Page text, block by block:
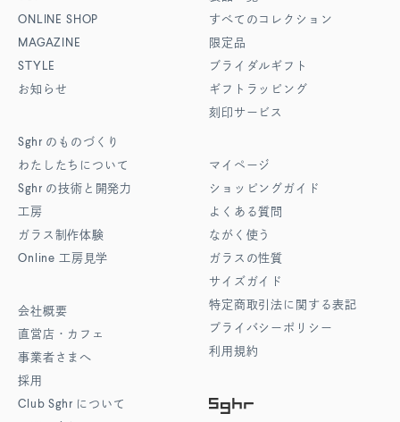
ONLINE SHOP
MAGAZINE
STYLE
お知らせ
Sghr のものづくり
わたしたちについて
Sghr の技術と開発力
工房
ガラス制作体験
Online 工房見学
会社概要
直営店・カフェ
事業者さまへ
採用
Club Sghr について
すべてのコレクション
限定品
ブライダルギフト
ギフトラッピング
刻印サービス
マイページ
ショッピングガイド
よくある質問
ながく使う
ガラスの性質
サイズガイド
特定商取引法に関する表記
プライバシーポリシー
利用規約